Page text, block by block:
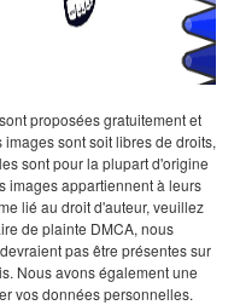
proposées gratuitement et
sont soit libres de droits,
sont pour la plupart d'origine
images appartiennent à leurs
lié au droit d'auteur, veuillez
de plainte DMCA, nous
pas être présentes sur
Nous avons également une
vos données personnelles.